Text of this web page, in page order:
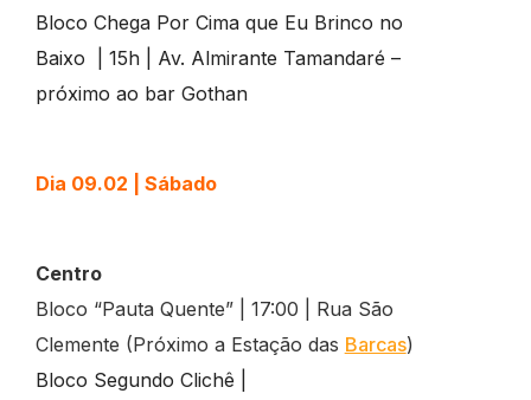
Bloco Chega Por Cima que Eu Brinco no
Baixo | 15h | Av. Almirante Tamandaré –
próximo ao bar Gothan
Dia 09.02 | Sábado
Centro
Bloco “Pauta Quente” | 17:00 | Rua São
Clemente (Próximo a Estação das Barcas)
Bloco Segundo Clichê |